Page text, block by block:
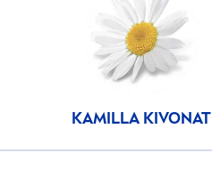
KAMILLA KIVONAT